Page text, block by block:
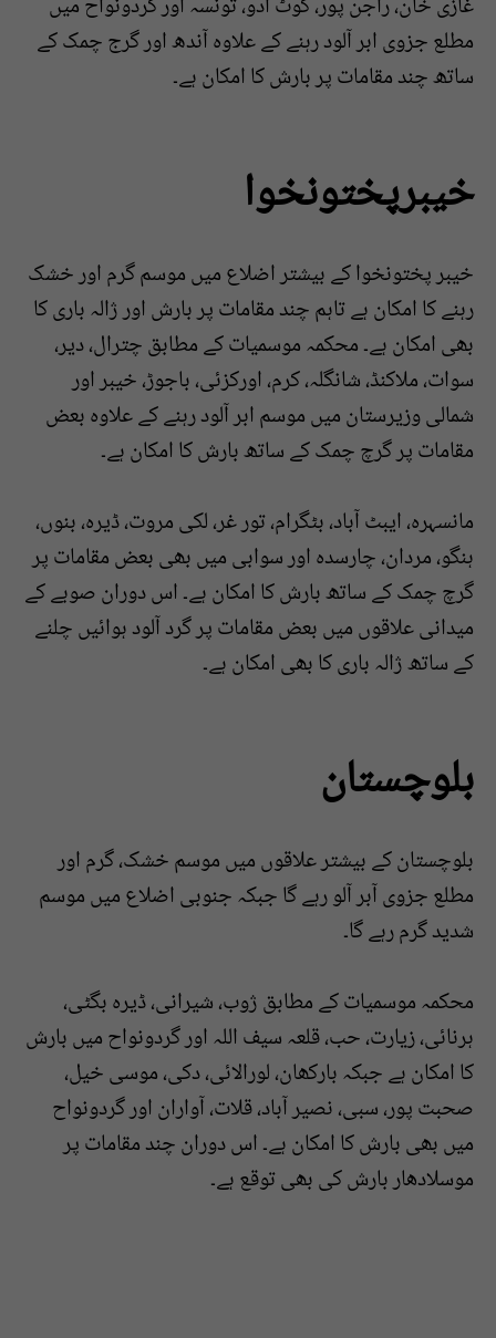
غازی خان، راجن پور، کوٹ ادو، تونسہ اور گردونواح میں
مطلع جزوی ابر آلود رہنے کے علاوہ آندھ اور گرج چمک کے
ساتھ چند مقامات پر بارش کا امکان ہے۔
خیبرپختونخوا
خیبر پختونخوا کے بیشتر اضلاع میں موسم گرم اور خشک
رہنے کا امکان ہے تاہم چند مقامات پر بارش اور ژالہ باری کا
بھی امکان ہے۔ محکمہ موسمیات کے مطابق چترال، دیر،
سوات، ملاکنڈ، شانگلہ، کرم، اورکزئی، باجوڑ، خیبر اور
شمالی وزیرستان میں موسم ابر آلود رہنے کے علاوہ بعض
مقامات پر گرچ چمک کے ساتھ بارش کا امکان ہے۔
مانسہرہ، ایبٹ آباد، بٹگرام، تور غر، لکی مروت، ڈیرہ، بنوں،
ہنگو، مردان، چارسدہ اور سوابی میں بھی بعض مقامات پر
گرچ چمک کے ساتھ بارش کا امکان ہے۔ اس دوران صوبے کے
میدانی علاقوں میں بعض مقامات پر گرد آلود ہوائیں چلنے
کے ساتھ ژالہ باری کا بھی امکان ہے۔
بلوچستان
بلوچستان کے بیشتر علاقوں میں موسم خشک، گرم اور
مطلع جزوی آبر آلو رہے گا جبکہ جنوبی اضلاع میں موسم
شدید گرم رہے گا۔
محکمہ موسمیات کے مطابق ژوب، شیرانی، ڈیرہ بگٹی،
ہرنائی، زیارت، حب، قلعہ سیف اللہ اور گردونواح میں بارش
کا امکان ہے جبکہ بارکھان، لورالائی، دکی، موسی خیل،
صحبت پور، سبی، نصیر آباد، قلات، آواران اور گردونواح
میں بھی بارش کا امکان ہے۔ اس دوران چند مقامات پر
موسلادھار بارش کی بھی توقع ہے۔